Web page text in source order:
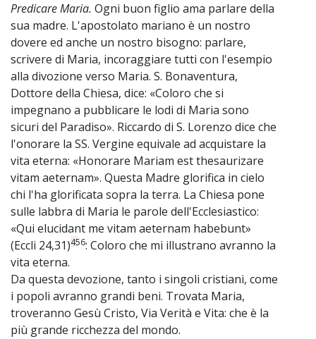
Predicare Maria. Ogni buon figlio ama parlare della
sua madre. L'apostolato mariano è un nostro
dovere ed anche un nostro bisogno: parlare,
scrivere di Maria, incoraggiare tutti con l'esempio
alla divozione verso Maria. S. Bonaventura,
Dottore della Chiesa, dice: «Coloro che si
impegnano a pubblicare le lodi di Maria sono
sicuri del Paradiso». Riccardo di S. Lorenzo dice che
l'onorare la SS. Vergine equivale ad acquistare la
vita eterna: «Honorare Mariam est thesaurizare
vitam aeternam». Questa Madre glorifica in cielo
chi l'ha glorificata sopra la terra. La Chiesa pone
sulle labbra di Maria le parole dell'Ecclesiastico:
«Qui elucidant me vitam aeternam habebunt»
(Eccli 24,31)456: Coloro che mi illustrano avranno la
vita eterna.
Da questa devozione, tanto i singoli cristiani, come
i popoli avranno grandi beni. Trovata Maria,
troveranno Gesù Cristo, Via Verità e Vita: che è la
più grande ricchezza del mondo.